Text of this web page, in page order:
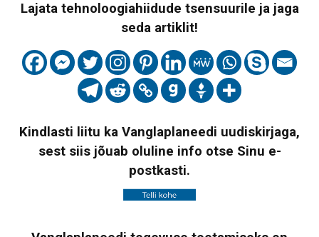
Lajata tehnoloogiahiidude tsensuurile ja jaga
seda artiklit!
Kindlasti liitu ka Vanglaplaneedi uudiskirjaga,
sest siis jõuab oluline info otse Sinu e-
postkasti.